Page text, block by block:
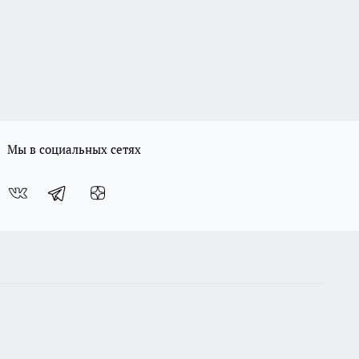
Мы в социальных сетях